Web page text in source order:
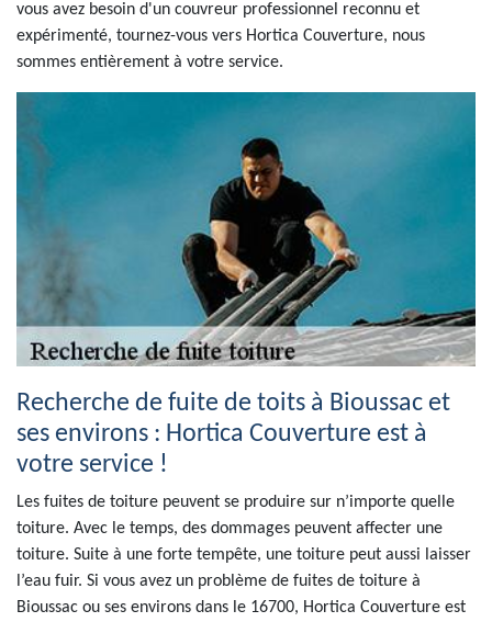
vous avez besoin d'un couvreur professionnel reconnu et
expérimenté, tournez-vous vers Hortica Couverture, nous
sommes entièrement à votre service.
Recherche de fuite de toits à Bioussac et
ses environs : Hortica Couverture est à
votre service !
Les fuites de toiture peuvent se produire sur n’importe quelle
toiture. Avec le temps, des dommages peuvent affecter une
toiture. Suite à une forte tempête, une toiture peut aussi laisser
l’eau fuir. Si vous avez un problème de fuites de toiture à
Bioussac ou ses environs dans le 16700, Hortica Couverture est